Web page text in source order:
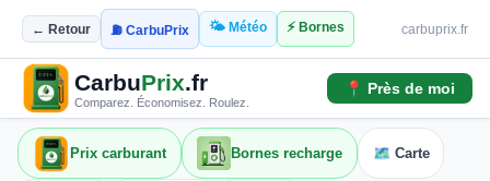
← Retour ⛽ CarbuPrix 🌤️ Météo ⚡ Bornes carbuprix.fr
CarbuPrix.fr
Comparez. Économisez. Roulez.
📍 Près de moi
Prix carburant Bornes recharge 🗺️ Carte